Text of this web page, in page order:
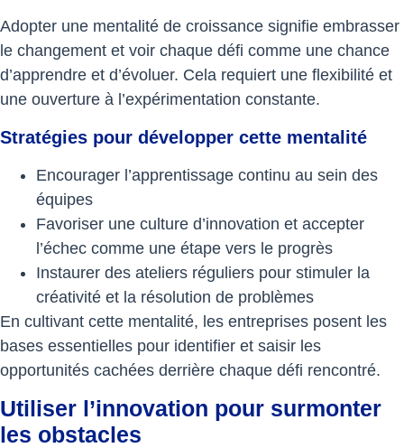
Adopter une mentalité de croissance signifie embrasser
le changement et voir chaque défi comme une chance
d’apprendre et d’évoluer. Cela requiert une flexibilité et
une ouverture à l’expérimentation constante.
Stratégies pour développer cette mentalité
Encourager l’apprentissage continu au sein des
équipes
Favoriser une culture d’innovation et accepter
l’échec comme une étape vers le progrès
Instaurer des ateliers réguliers pour stimuler la
créativité et la résolution de problèmes
En cultivant cette mentalité, les entreprises posent les
bases essentielles pour identifier et saisir les
opportunités cachées derrière chaque défi rencontré.
Utiliser l’innovation pour surmonter
les obstacles